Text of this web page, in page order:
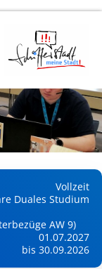
Vollzeit
Duales Studium
AW 9)
01.07.2027
bis 30.09.2026